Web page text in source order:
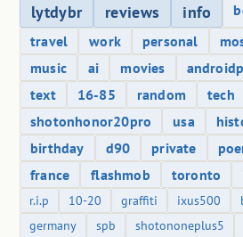
lytdybr
reviews info
travel
work personal
music
ai movies
text
16-85 random tech
shotonhonor20pro
usa
birthday
d90 private
france
flashmob toronto
r.i.p 10-20 graffiti ixus500
germany
spb shotononeplus5